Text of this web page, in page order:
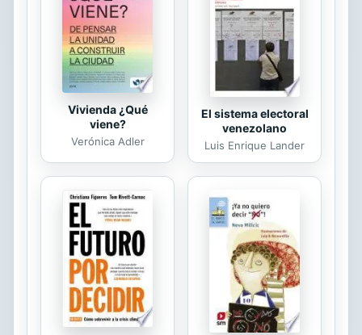
l. Perciba, presenta e intua que era la
luna llena la que de alguna forma
influa en su comportamiento sexual y
en el...
Vivienda ¿Qué
viene?
Verónica Adler
El sistema electoral
venezolano
Luis Enrique Lander